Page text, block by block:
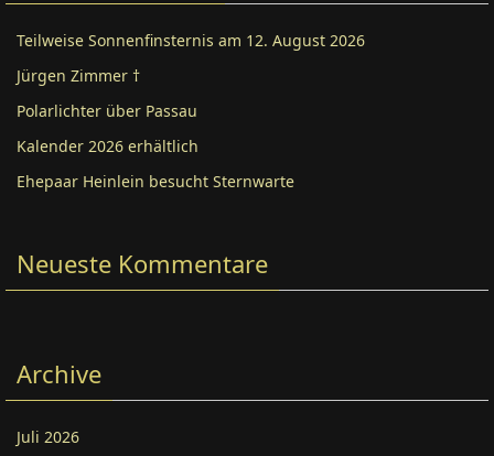
Teilweise Sonnenfinsternis am 12. August 2026
Jürgen Zimmer †
Polarlichter über Passau
Kalender 2026 erhältlich
Ehepaar Heinlein besucht Sternwarte
Neueste Kommentare
Archive
Juli 2026